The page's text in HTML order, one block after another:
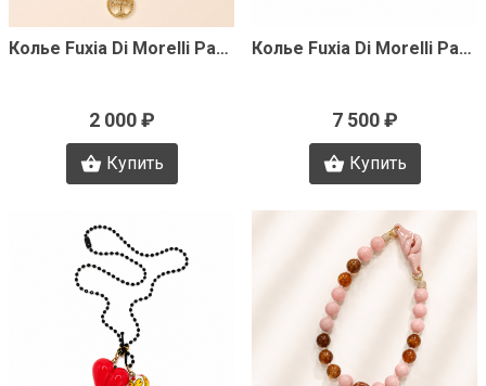
Быстрый просмотрКолье Fuxia Di Morelli Pamela J3356
2 000 ₽
Купить
Быстрый просмотрКолье Fuxia Di Morelli Pamela J3352
7 500 ₽
Купить